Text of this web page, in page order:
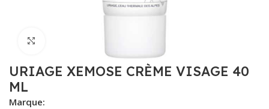
URIAGE XEMOSE CRÈME VISAGE 40
ML
Marque: